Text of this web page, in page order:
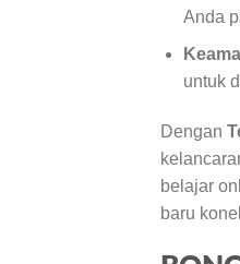
Anda
untuk
Dengan
belajar
baru